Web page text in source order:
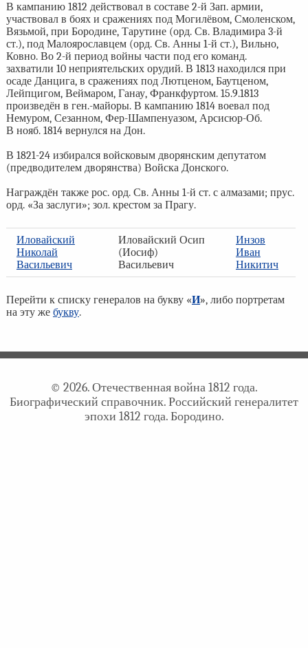
В кампанию 1812 действовал в составе 2-й Зап. армии,
участвовал в боях и сражениях под Могилёвом, Смоленском,
Вязьмой, при Бородине, Тарутине (орд. Св. Владимира 3-й
ст.), под Малоярославцем (орд. Св. Анны 1-й ст.), Вильно,
Ковно. Во 2-й период войны части под его команд.
захватили 10 неприятельских орудий. В 1813 находился при
осаде Данцига, в сражениях под Лютценом, Баутценом,
Лейпцигом, Веймаром, Ганау, Франкфуртом. 15.9.1813
произведён в ген.-майоры. В кампанию 1814 воевал под
Немуром, Сезанном, Фер-Шампенуазом, Арсисюр-Об.
В нояб. 1814 вернулся на Дон.
В 1821-24 избирался войсковым дворянским депутатом
(предводителем дворянства) Войска Донского.
Награждён также рос. орд. Св. Анны 1-й ст. с алмазами; прус.
орд. «За заслуги»; зол. крестом за Прагу.
Иловайский
Николай
Васильевич
Иловайский Осип
(Иосиф)
Васильевич
Инзов
Иван
Никитич
Перейти к списку генералов на букву «И», либо портретам
на эту же букву.
© 2026. Отечественная война 1812 года.
Биографический справочник. Российский генералитет
эпохи 1812 года. Бородино.